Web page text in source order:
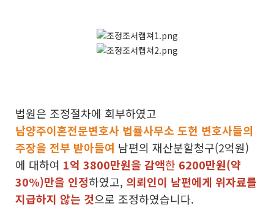
법원은 조정절차에 회부하였고
남양주이혼전문변호사 법률사무소 도헌 변호사들의
주장을 전부 받아들여 남편의 재산분할청구(2억원)
에 대하여 1억 3800만원을 감액한 6200만원(약
30%)만을 인정하였고, 의뢰인이 남편에게 위자료를
지급하지 않는 것으로 조정하였습니다.